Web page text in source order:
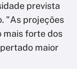
prevista
"As projeções
mais forte dos
maior